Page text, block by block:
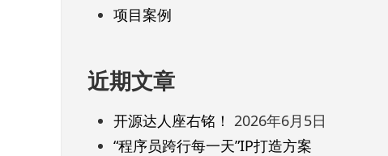
项目案例
近期文章
开源达人座右铭！ 2026年6月5日
“程序员跨行每一天”IP打造方案